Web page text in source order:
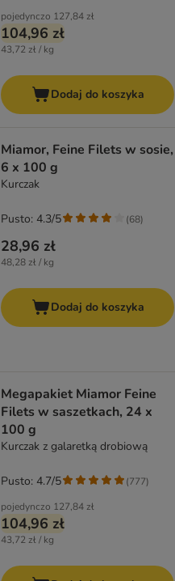
pojedynczo 127,84 zł
104,96 zł
43,72 zł / kg
Dodaj do koszyka
Miamor, Feine Filets w sosie,
6 x 100 g
Kurczak
28,96 zł
48,28 zł / kg
Pusto: 4.3/5 (68)
Dodaj do koszyka
Megapakiet Miamor Feine
Filets w saszetkach, 24 x
100 g
Kurczak z galaretką drobiową
pojedynczo 127,84 zł
104,96 zł
43,72 zł / kg
Pusto: 4.7/5 (777)